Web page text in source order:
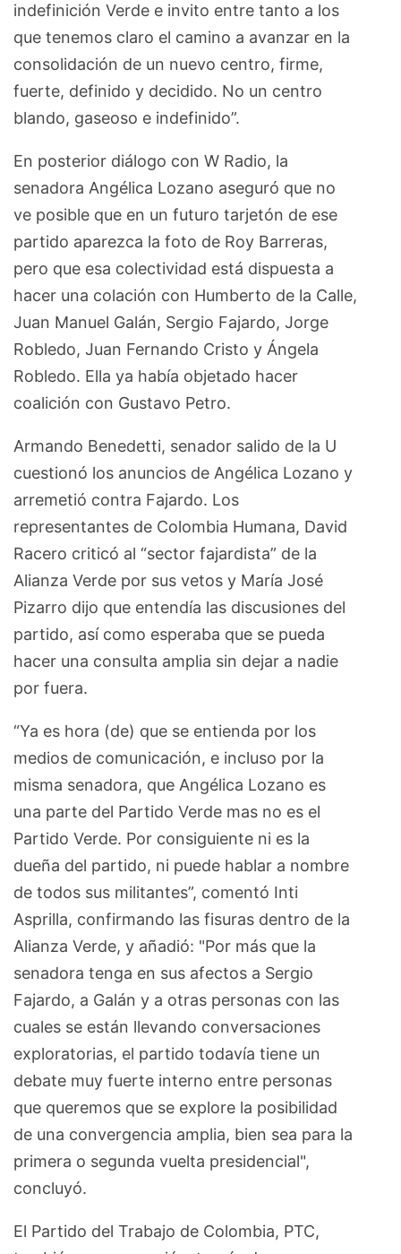
indefinición Verde e invito entre tanto a los
que tenemos claro el camino a avanzar en la
consolidación de un nuevo centro, firme,
fuerte, definido y decidido. No un centro
blando, gaseoso e indefinido”.
En posterior diálogo con W Radio, la
senadora Angélica Lozano aseguró que no
ve posible que en un futuro tarjetón de ese
partido aparezca la foto de Roy Barreras,
pero que esa colectividad está dispuesta a
hacer una colación con Humberto de la Calle,
Juan Manuel Galán, Sergio Fajardo, Jorge
Robledo, Juan Fernando Cristo y Ángela
Robledo. Ella ya había objetado hacer
coalición con Gustavo Petro.
Armando Benedetti, senador salido de la U
cuestionó los anuncios de Angélica Lozano y
arremetió contra Fajardo. Los
representantes de Colombia Humana, David
Racero criticó al “sector fajardista” de la
Alianza Verde por sus vetos y María José
Pizarro dijo que entendía las discusiones del
partido, así como esperaba que se pueda
hacer una consulta amplia sin dejar a nadie
por fuera.
“Ya es hora (de) que se entienda por los
medios de comunicación, e incluso por la
misma senadora, que Angélica Lozano es
una parte del Partido Verde mas no es el
Partido Verde. Por consiguiente ni es la
dueña del partido, ni puede hablar a nombre
de todos sus militantes”, comentó Inti
Asprilla, confirmando las fisuras dentro de la
Alianza Verde, y añadió: "Por más que la
senadora tenga en sus afectos a Sergio
Fajardo, a Galán y a otras personas con las
cuales se están llevando conversaciones
exploratorias, el partido todavía tiene un
debate muy fuerte interno entre personas
que queremos que se explore la posibilidad
de una convergencia amplia, bien sea para la
primera o segunda vuelta presidencial",
concluyó.
El Partido del Trabajo de Colombia, PTC,